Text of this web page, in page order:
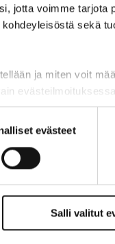
jotta voimme
sekä
ja miten voit
evästeilmoituksessa.
toimintaa
evästeet
Salli valitut
Julkisten ja
Sörnäisten
JHL®